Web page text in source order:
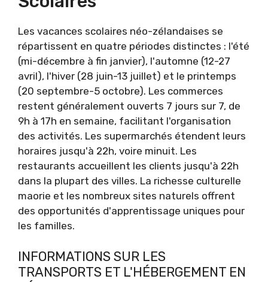
Les vacances scolaires néo-zélandaises se
répartissent en quatre périodes distinctes : l'été
(mi-décembre à fin janvier), l'automne (12-27
avril), l'hiver (28 juin-13 juillet) et le printemps
(20 septembre-5 octobre). Les commerces
restent généralement ouverts 7 jours sur 7, de
9h à 17h en semaine, facilitant l'organisation
des activités. Les supermarchés étendent leurs
horaires jusqu'à 22h, voire minuit. Les
restaurants accueillent les clients jusqu'à 22h
dans la plupart des villes. La richesse culturelle
maorie et les nombreux sites naturels offrent
des opportunités d'apprentissage uniques pour
les familles.
INFORMATIONS SUR LES
TRANSPORTS ET L'HÉBERGEMENT EN